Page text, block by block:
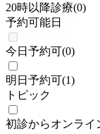
20時以降診療(0)
予約可能日
今日予約可(0)
明日予約可(1)
トピック
初診からオンライ